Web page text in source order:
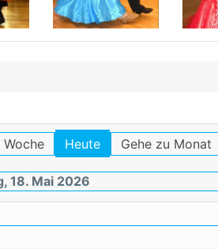
Woche Heute Gehe zu Monat
18. Mai 2026